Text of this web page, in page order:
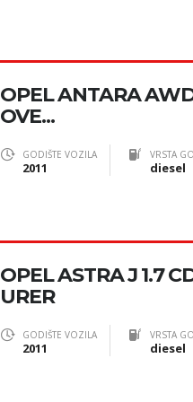
OPEL ANTARA
OVE...
GODIŠTE VOZILA
2011
VRSTA
diesel
OPEL ASTRA J 1.7
URER
GODIŠTE VOZILA
2011
VRSTA
diesel